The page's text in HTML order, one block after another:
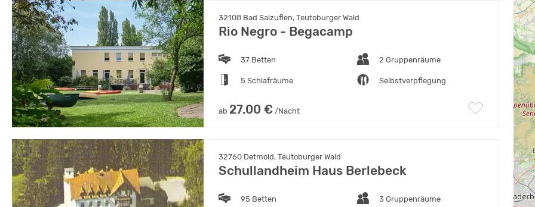
32108 Bad Salzuflen, Teutoburger Wald
Rio Negro - Begacamp
37 Betten 2 Gruppenräume
5 Schlafräume Selbstverpflegung
ab 27.00 € /Nacht
32760 Detmold, Teutoburger Wald
Schullandheim Haus Berlebeck
95 Betten 3 Gruppenräume